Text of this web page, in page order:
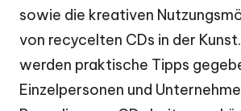
sowie die kreativen
von recycelten CDs in der
werden praktische Tipps
Einzelpersonen und